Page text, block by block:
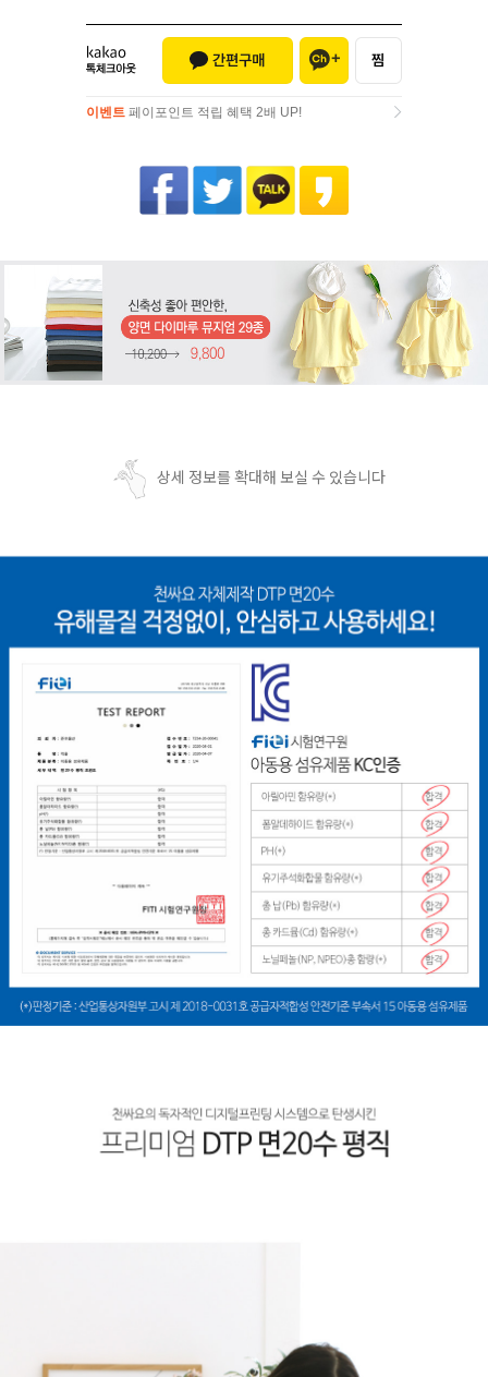
이벤트 페이포인트 적립 혜택 2배 UP!
상세 정보를 확대해 보실 수 있습니다